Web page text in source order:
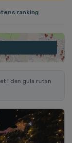
ranking
i den gula rutan